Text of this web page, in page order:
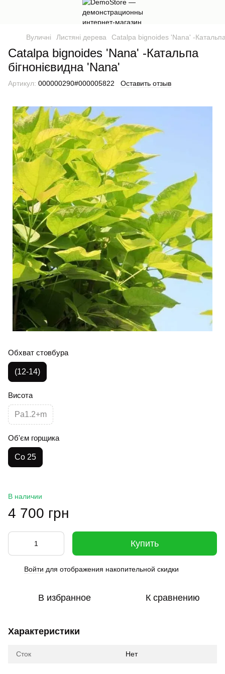
Вуличні Листяні дерева Catalpa bignoides 'Nana' -
Catalpa bignoides 'Nana' -Катальпа
бігнонієвидна 'Nana'
Артикул: 000000290#000005822 Оставить отзыв
Обхват стовбура
(12-14)
Висота
Pa1.2+m
Об'єм горщика
Co 25
В наличии
4 700 грн
Купить
Войти для отображения накопительной скидки
В избранное К сравнению
Характеристики
Сток Нет